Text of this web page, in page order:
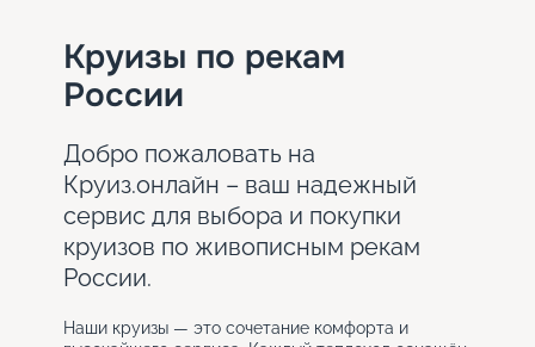
Круизы по рекам
России
Добро пожаловать на
Круиз.онлайн – ваш надежный
сервис для выбора и покупки
круизов по живописным рекам
России.
Наши круизы — это сочетание комфорта и